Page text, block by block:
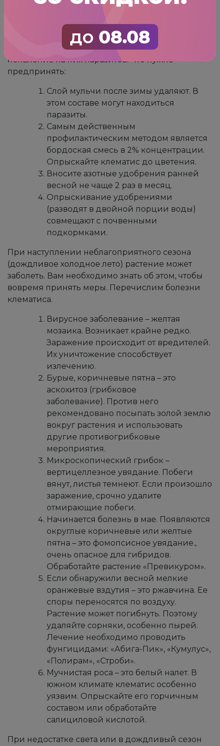
до 08.08
Поэтому вовремя рыхлите почву, убирайте
сорняки, поливайте и подкармливайте свой
клематис. Правильные действия весной
предотвращают развитие болезней у растений и
появление на них паразитов. Что нужно
предпринять:
Слой мульчи после зимы удаляют. В
этом составе могут находиться
паразиты.
Самым действенным
профилактическим методом является
бордоская смесь в 2% концентрации.
Опрыскайте клематис до цветения.
Вносите азотные удобрения ранней
весной не чаще 2 раз в месяц.
Опрыскивание удобрениями
(разводят в двойной порции воды)
совмещают с почвенными
подкормками.
При наступлении неблагоприятного сезона
(дождливое холодное лето) растение может
заболеть. Вам необходимо знать об этом, чтобы
вовремя принять меры. Перечислим болезни
клематиса.
Вирусное заболевание – желтая
мозаика. Возникает крайне редко.
Заражение происходит от вредителей.
Их уничтожение способствует
излечению.
Бурые, коричневые пятна – это
аскохитоз (грибковое
заболевание). Против него
рекомендовано посыпать золой землю
вокруг растения и использовать
другие противогрибковые
мероприятия.
Микроскопический грибок –
вертицеллезное увядание. Побеги
вянут, листья темнеют. Если произошло
заражение, срочно удалите
отмирающие побеги.
Начинается болезнь в мае. Появляются
округлые коричневые или желтые
пятна – это фомопсисное увядание.,
очень опасное для гибридов.
Обработайте растение «Превикуром».
Если обнаружили весной мелкие
оранжевые вздутия – это ржавчина. Ее
споры переносятся по воздуху.
Растение может погибнуть. Поэтому
удаляйте сорняки, особенно пырей.
Лечение необходимо проводить
фунгицидами: «Абига-Пик», «Кумулус»,
«Полирам», «Строби».
Мучнистая роса – это белый налет. В
южном климате клематис особенно
уязвим. Опрыскайте его горчичным
составом или обработайте
салициловой кислотой.
При недостатке света или в дождливый сезон